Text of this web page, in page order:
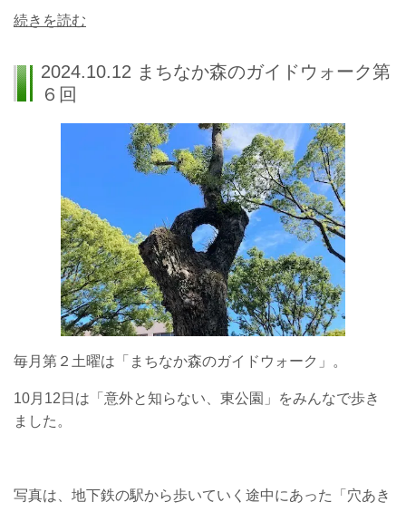
続きを読む
2024.10.12 まちなか森のガイドウォーク第
６回
毎月第２土曜は「まちなか森のガイドウォーク」。
10月12日は「意外と知らない、東公園」をみんなで歩き
ました。
写真は、地下鉄の駅から歩いていく途中にあった「穴あき